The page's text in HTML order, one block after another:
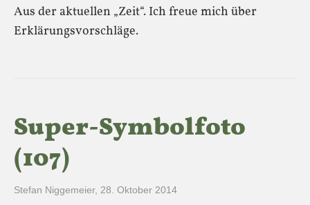
Aus der aktuellen „Zeit“. Ich freue mich über
Erklärungsvorschläge.
Super-Symbolfoto
(107)
Stefan Niggemeier, 28. Oktober 2014